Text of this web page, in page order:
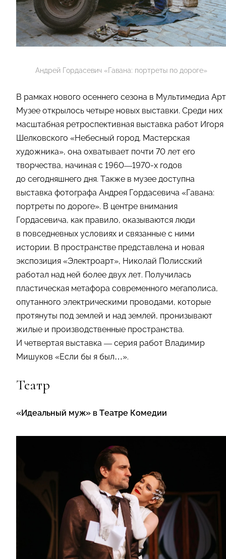
Андрей Гордасевич «Гавана: портреты по дороге»
В рамках нового осеннего сезона в Мультимедиа Арт
Музее открылось четыре новых выставки. Среди них
масштабная ретроспективная выставка работ Игоря
Шелковского «Небесный город. Мастерская
художника», она охватывает почти 70 лет его
творчества, начиная с 1960—1970-х годов
до сегодняшнего дня. Также в музее доступна
выставка фотографа Андрея Гордасевича «Гавана:
портреты по дороге». В центре внимания
Гордасевича, как правило, оказываются люди
в повседневных условиях и связанные с ними
истории. В пространстве представлена и новая
экспозиция «Электроарт», Николай Полисский
работал над ней более двух лет. Получилась
пластическая метафора современного мегаполиса,
опутанного электрическими проводами, которые
протянуты под землей и над землей, пронизывают
жилые и производственные пространства.
И четвертая выставка — серия работ Владимир
Мишуков «Если бы я был…».
Театр
«Идеальный муж» в Театре Комедии